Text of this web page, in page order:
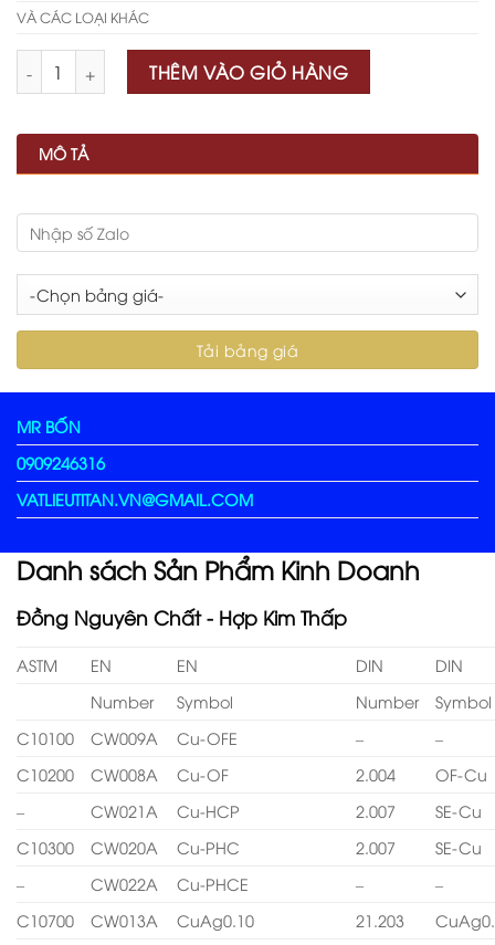
VÀ CÁC LOẠI KHÁC
Số lượng THÊM VÀO GIỎ HÀNG
MÔ TẢ
MR BỐN
0909246316
VATLIEUTITAN.VN@GMAIL.COM
Danh sách Sản Phẩm Kinh Doanh
Đồng Nguyên Chất - Hợp Kim Thấp
ASTM EN EN DIN
DIN
Number
Symbol Number
Symbol
C10100
CW009A Cu-OFE –
–
C10200
CW008A Cu-OF 2.004
OF-Cu
–
CW021A Cu-HCP 2.007
SE-Cu
C10300
CW020A Cu-PHC 2.007
SE-Cu
–
CW022A Cu-PHCE –
–
C10700
CW013A CuAg0.10 21.203